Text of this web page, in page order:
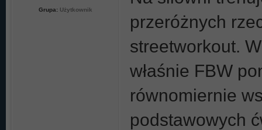
Grupa: Użytkownik
przeróżnych
streetworkout.
właśnie FBW
równomiernie
podstawowych